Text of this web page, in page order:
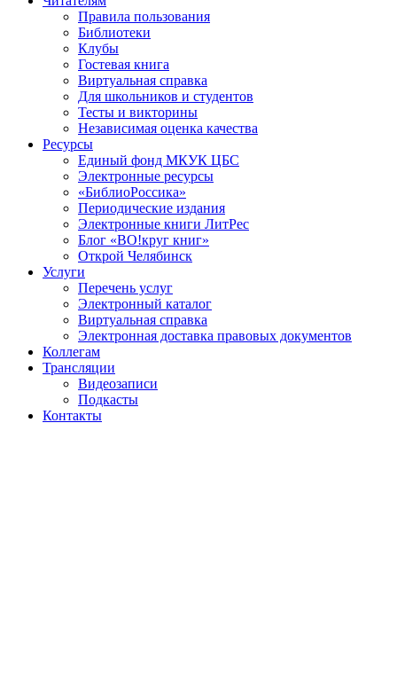
Правила пользования
Библиотеки
Клубы
Гостевая книга
Виртуальная справка
Для школьников и студентов
Тесты и викторины
Независимая оценка качества
Ресурсы
Единый фонд МКУК ЦБС
Электронные ресурсы
«БиблиоРоссика»
Периодические издания
Электронные книги ЛитРес
Блог «ВО!круг книг»
Открой Челябинск
Услуги
Перечень услуг
Электронный каталог
Виртуальная справка
Электронная доставка правовых документов
Коллегам
Трансляции
Видеозаписи
Подкасты
Контакты